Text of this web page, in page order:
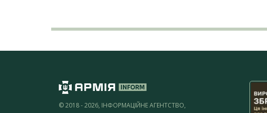
© 2018 - 2026, ІНФОРМАЦІЙНЕ АГЕНТСТВО,